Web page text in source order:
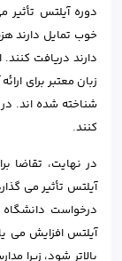
دوره آیلتس
خوب تمایل دارند
دارند دریافت
زبان معتبر برای
شناخته شده اند. در
کنند.
در نهایت، تقاضا
آیلتس تأثیر می
درخواست
آیلتس افزایش می
بالاتر شود، زیرا